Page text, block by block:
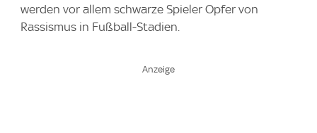
werden vor allem schwarze Spieler Opfer von
Rassismus in Fußball-Stadien.